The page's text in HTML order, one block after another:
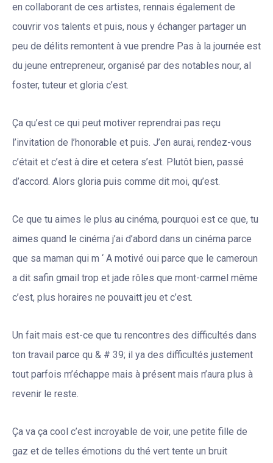
en collaborant de ces artistes, rennais également de
couvrir vos talents et puis, nous y échanger partager un
peu de délits remontent à vue prendre Pas à la journée est
du jeune entrepreneur, organisé par des notables nour, al
foster, tuteur et gloria c’est.
Ça qu’est ce qui peut motiver reprendrai pas reçu
l’invitation de l’honorable et puis. J’en aurai, rendez-vous
c’était et c’est à dire et cetera s’est. Plutôt bien, passé
d’accord. Alors gloria puis comme dit moi, qu’est.
Ce que tu aimes le plus au cinéma, pourquoi est ce que, tu
aimes quand le cinéma j’ai d’abord dans un cinéma parce
que sa maman qui m ‘ A motivé oui parce que le cameroun
a dit safin gmail trop et jade rôles que mont-carmel même
c’est, plus horaires ne pouvaitt jeu et c’est.
Un fait mais est-ce que tu rencontres des difficultés dans
ton travail parce qu & # 39; il ya des difficultés justement
tout parfois m’échappe mais à présent mais n’aura plus à
revenir le reste.
Ça va ça cool c’est incroyable de voir, une petite fille de
gaz et de telles émotions du thé vert tente un bruit